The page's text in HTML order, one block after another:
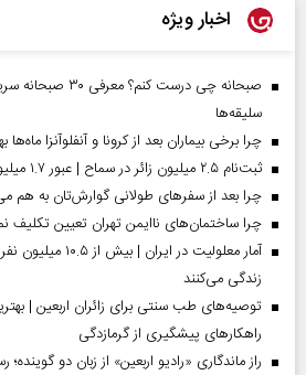
اخبار ویژه
صبحانه چی درست
سلیقه‌ها
چرا برخی بیماران بعد از کرونا و آنفلوآنزا ماه‌ها
ثبت‌نام ۲.۵ میلیون زائر در سماح | عبور ۱.۷ میلیون نفر از مرز‌های اربعین
چرا بعد از سفرهای طولانی گوارش‌تان به هم
چرا ساختمان‌های ناایمن تهران تعیین تکلیف
آمار معلولیت در
زندگی می‌کنند
توصیه‌های طب سنتی برای زائران اربعین |
راهکارهای پیشگیری از گرمازدگی
راز ماندگاری «رادیو اربعین» از زبان دو